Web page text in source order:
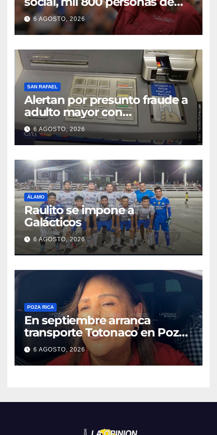
siete municipios reciben
Apoyo a la Palabra: Rocío
Nahle
6 AGOSTO, 2026
SAN RAFAEL
Alertan por presunto fraude a
adulto mayor con
discapacidad visual en cajero
bancario
6 AGOSTO, 2026
ÁLAMO
Raulito se impone a
Galácticos
6 AGOSTO, 2026
POZA RICA
En septiembre arranca
transporte Totonaco en Poza
Rica
6 AGOSTO, 2026